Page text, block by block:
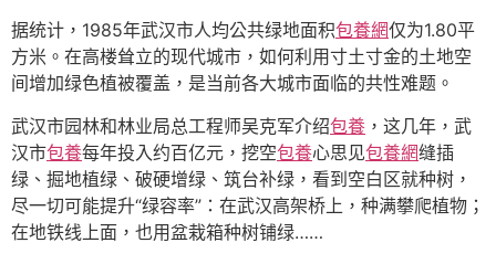
据统计，1985年武汉市人均公共绿地面积包養網仅为1.80平
方米。在高楼耸立的现代城市，如何利用寸土寸金的土地空
间增加绿色植被覆盖，是当前各大城市面临的共性难题。
武汉市园林和林业局总工程师吴克军介绍包養 ，这几年，武
汉市包養每年投入约百亿元，挖空包養心思见包養網缝插
绿、掘地植绿、破硬增绿、筑台补绿，看到空白区就种树，
尽一切可能提升“绿容率”：在武汉高架桥上，种满攀爬植物；
在地铁线上面，也用盆栽箱种树铺绿……